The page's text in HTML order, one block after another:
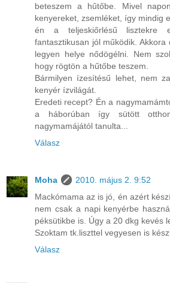
beteszem a hűtőbe. Mivel
kenyereket, zsemléket, így mindig
én a teljeskiőrlésű lisztekre
fantasztikusan jól működik.
legyen helye nődögélni. Nem
hogy rögtön a hűtőbe teszem.
Bármilyen ízesítésű lehet, nem
kenyér ízvilágát.
Eredeti recept? Én a
a háborúban így sütött
nagymamájától tanulta...
Válasz
Moha
2010. május 2. 9:52
Mackómama az is jó, én azért
nem csak a napi kenyérbe
péksütikbe is. Úgy a 20 dkg kevés
Szoktam tk.liszttel vegyesen is
Válasz